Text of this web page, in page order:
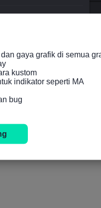
gaya grafik di semua
kustom
indikator seperti MA
bug